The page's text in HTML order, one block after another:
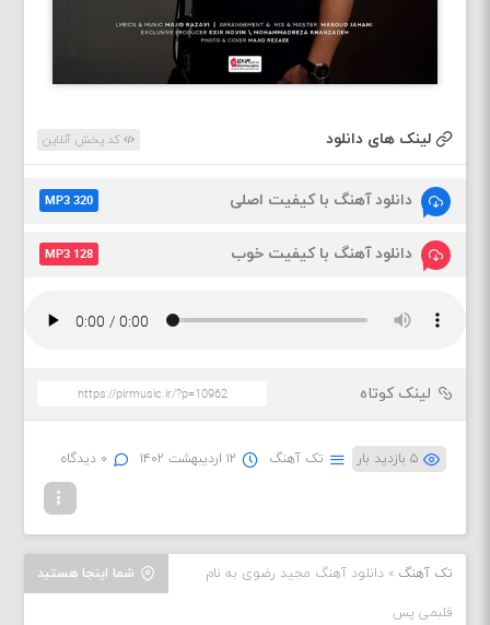
لینک های دانلود کد پخش آنلاین
دانلود آهنگ با کیفیت اصلی MP3 320
دانلود آهنگ با کیفیت خوب MP3 128
لینک کوتاه
۵ بازدید بار تک آهنگ ۱۲ اردیبهشت ۱۴۰۲ ۰ دیدگاه
شما اینجا هستید تک آهنگ »دانلود آهنگ مجید رضوی به نام
قلبمی پس